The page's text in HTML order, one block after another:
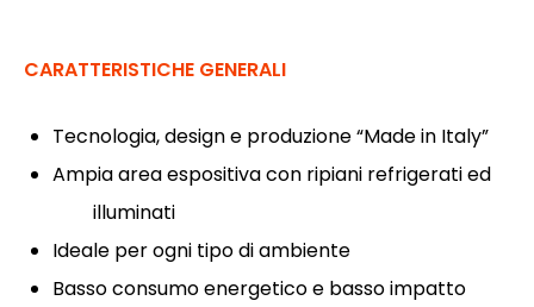
CARATTERISTICHE GENERALI
Tecnologia, design e produzione “Made in Italy”
Ampia area espositiva con ripiani refrigerati ed
illuminati
Ideale per ogni tipo di ambiente
Basso consumo energetico e basso impatto